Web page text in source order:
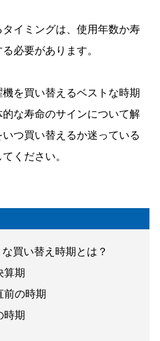
イミングは、使用年数か寿
必要があります。
を買い替えるベストな時期
な寿命のサインについて解
つ買い替えるか迷っている
ください。
買い替え時期とは？
期
の時期
期